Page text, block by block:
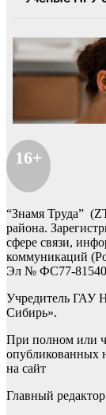
16+
“Знамя Труда”
района.
сфере связи,
коммуникаций
Эл № ФС77-
Учредитель ГАУ
Сибирь».
При полном или
опубликованных
на сайт
Главный